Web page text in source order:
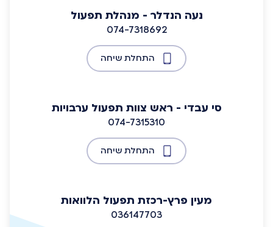
נעה הנדלר - מנהלת תפעול
074-7318692
התחלת שיחה
סי עבדי - ראש צוות תפעול ערבויות
074-7315310
התחלת שיחה
מעין פרץ-רכזת תפעול הלוואות
036147703